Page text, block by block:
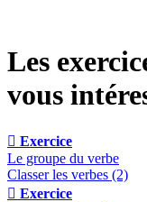
Les
vous
 Exercice
Le groupe du verbe
Classer les verbes (2)
 Exercice